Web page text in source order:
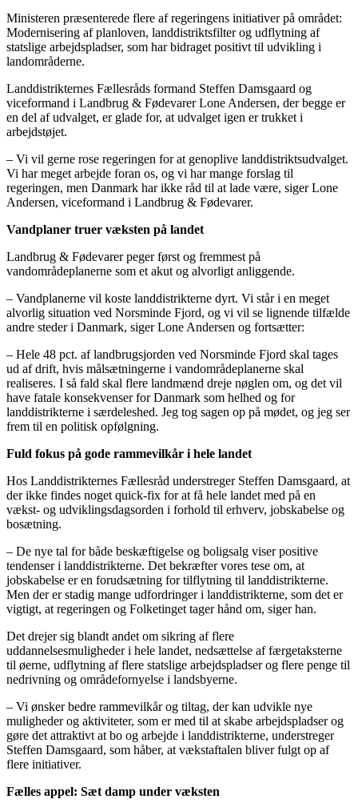
Ministeren præsenterede flere af regeringens initiativer på området:
Modernisering af planloven, landdistriktsfilter og udflytning af
statslige arbejdspladser, som har bidraget positivt til udvikling i
landområderne.
Landdistrikternes Fællesråds formand Steffen Damsgaard og
viceformand i Landbrug & Fødevarer Lone Andersen, der begge er
en del af udvalget, er glade for, at udvalget igen er trukket i
arbejdstøjet.
– Vi vil gerne rose regeringen for at genoplive landdistriktsudvalget.
Vi har meget arbejde foran os, og vi har mange forslag til
regeringen, men Danmark har ikke råd til at lade være, siger Lone
Andersen, viceformand i Landbrug & Fødevarer.
Vandplaner truer væksten på landet
Landbrug & Fødevarer peger først og fremmest på
vandområdeplanerne som et akut og alvorligt anliggende.
– Vandplanerne vil koste landdistrikterne dyrt. Vi står i en meget
alvorlig situation ved Norsminde Fjord, og vi vil se lignende tilfælde
andre steder i Danmark, siger Lone Andersen og fortsætter:
– Hele 48 pct. af landbrugsjorden ved Norsminde Fjord skal tages
ud af drift, hvis målsætningerne i vandområdeplanerne skal
realiseres. I så fald skal flere landmænd dreje nøglen om, og det vil
have fatale konsekvenser for Danmark som helhed og for
landdistrikterne i særdeleshed. Jeg tog sagen op på mødet, og jeg ser
frem til en politisk opfølgning.
Fuld fokus på gode rammevilkår i hele landet
Hos Landdistrikternes Fællesråd understreger Steffen Damsgaard, at
der ikke findes noget quick-fix for at få hele landet med på en
vækst- og udviklingsdagsorden i forhold til erhverv, jobskabelse og
bosætning.
– De nye tal for både beskæftigelse og boligsalg viser positive
tendenser i landdistrikterne. Det bekræfter vores tese om, at
jobskabelse er en forudsætning for tilflytning til landdistrikterne.
Men der er stadig mange udfordringer i landdistrikterne, som det er
vigtigt, at regeringen og Folketinget tager hånd om, siger han.
Det drejer sig blandt andet om sikring af flere
uddannelsesmuligheder i hele landet, nedsættelse af færgetaksterne
til øerne, udflytning af flere statslige arbejdspladser og flere penge til
nedrivning og områdefornyelse i landsbyerne.
– Vi ønsker bedre rammevilkår og tiltag, der kan udvikle nye
muligheder og aktiviteter, som er med til at skabe arbejdspladser og
gøre det attraktivt at bo og arbejde i landdistrikterne, understreger
Steffen Damsgaard, som håber, at vækstaftalen bliver fulgt op af
flere initiativer.
Fælles appel: Sæt damp under væksten